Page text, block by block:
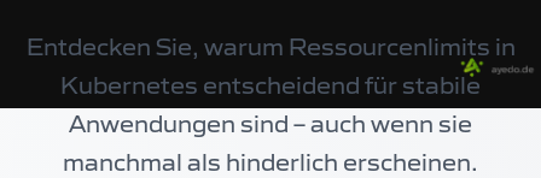
Entdecken Sie, warum Ressourcenlimits in
Kubernetes entscheidend für stabile
Anwendungen sind – auch wenn sie
manchmal als hinderlich erscheinen.